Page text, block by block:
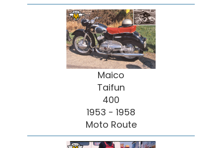
Maico
Taifun
400
1953 - 1958
Moto Route